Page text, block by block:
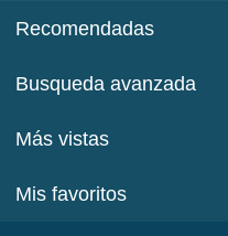
Recomendadas
Busqueda avanzada
Más vistas
Mis favoritos